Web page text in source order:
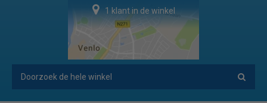
1 klant in de winkel